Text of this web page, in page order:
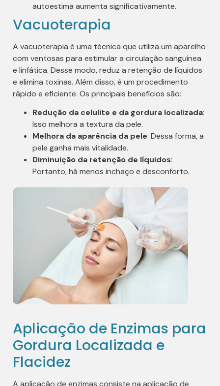
autoestima aumenta significativamente.
Vacuoterapia
A vacuoterapia é uma técnica que utiliza um aparelho
com ventosas para estimular a circulação sanguínea
e linfática. Desse modo, reduz a retenção de líquidos
e elimina toxinas. Além disso, é um procedimento
rápido e eficiente. Os principais benefícios são:
Redução da celulite e da gordura localizada:
Isso melhora a textura da pele.
Melhora da aparência da pele: Dessa forma, a
pele ganha mais vitalidade.
Diminuição da retenção de líquidos:
Portanto, há menos inchaço e desconforto.
Aplicação de Enzimas para
Gordura Localizada e
Flacidez